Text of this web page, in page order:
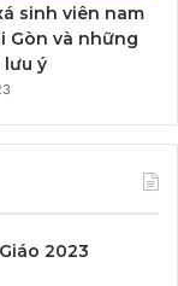
sinh viên nam
Gòn và những
lưu ý
2023